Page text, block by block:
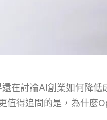
在討論AI創業如何降低
值得追問的是，為什麼